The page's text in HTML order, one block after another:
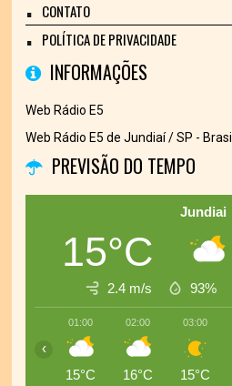
CONTATO
POLÍTICA DE PRIVACIDADE
INFORMAÇÕES
Web Rádio E5
Web Rádio E5 de Jundiaí / SP - Brasil.
PREVISÃO DO TEMPO
Jundiai
15°C
2.4 m/s 93%
01:00
15°C
02:00
16°C
03:00
15°C
‹